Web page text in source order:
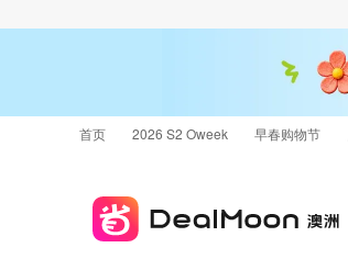
首页 2026 S2 Oweek 早春购物节